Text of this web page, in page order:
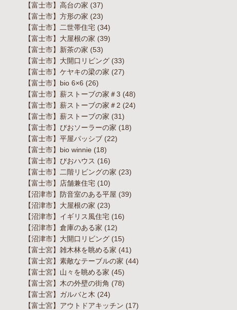
【富士市】高台の家 (37)
【富士市】方形の家 (23)
【富士市】二世帯住宅 (34)
【富士市】大屋根の家 (39)
【富士市】新茶の家 (53)
【富士市】大開口リビング (33)
【富士市】ケヤキの梁の家 (27)
【富士市】bio 6×6 (26)
【富士市】薪ストーブの家＃3 (48)
【富士市】薪ストーブの家＃2 (24)
【富士市】薪ストーブの家 (31)
【富士市】びおソーラーの家 (18)
【富士市】平屋パッシブ (22)
【富士市】bio winnie (18)
【富士市】びおハウス (16)
【富士市】二階リビングの家 (23)
【富士市】店舗兼住宅 (10)
【沼津市】防音室のある平屋 (39)
【沼津市】大屋根の家 (23)
【沼津市】イギリス風住宅 (16)
【沼津市】倉庫のある家 (12)
【沼津市】大開口リビング (15)
【富士宮】雑木林を眺める家 (41)
【富士宮】素敵なテーブルの家 (44)
【富士宮】山々を眺める家 (45)
【富士宮】木の外壁の街角 (78)
【富士宮】ガルバと木 (24)
【富士宮】アウトドアキッチン (17)